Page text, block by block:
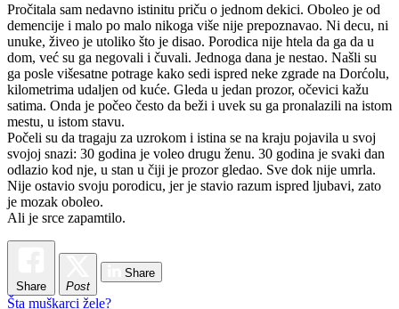
Pročitala sam nedavno istinitu priču o jednom dekici. Oboleo je od
demencije i malo po malo nikoga više nije prepoznavao. Ni decu, ni
unuke, živeo je utoliko što je disao. Porodica nije htela da ga da u
dom, već su ga negovali i čuvali. Jednoga dana je nestao. Našli su
ga posle višesatne potrage kako sedi ispred neke zgrade na Dorćolu,
kilometrima udaljen od kuće. Gleda u jedan prozor, očevici kažu
satima. Onda je počeo često da beži i uvek su ga pronalazili na istom
mestu, u istom stavu.
Počeli su da tragaju za uzrokom i istina se na kraju pojavila u svoj
svojoj snazi: 30 godina je voleo drugu ženu. 30 godina je svaki dan
odlazio kod nje, u stan u čiji je prozor gledao. Sve dok nije umrla.
Nije ostavio svoju porodicu, jer je stavio razum ispred ljubavi, zato
je mozak oboleo.
Ali je srce zapamtilo.
Share Post
Share
Šta muškarci žele?